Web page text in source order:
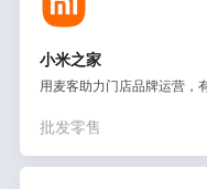
小米之家
用麦客助力门店品牌运营，
批发零售